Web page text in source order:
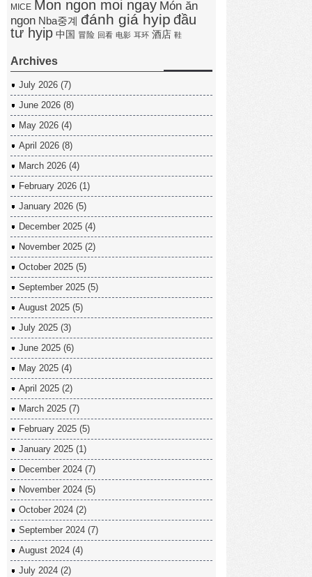
MICE Mon ngon moi ngay Món ăn
ngon Nba중계 đánh giá hyip đầu
tư hyip 中国 冒险 回看 电影 耳环 酒店 鞋
Archives
July 2026 (7)
June 2026 (8)
May 2026 (4)
April 2026 (8)
March 2026 (4)
February 2026 (1)
January 2026 (5)
December 2025 (4)
November 2025 (2)
October 2025 (5)
September 2025 (5)
August 2025 (5)
July 2025 (3)
June 2025 (6)
May 2025 (4)
April 2025 (2)
March 2025 (7)
February 2025 (5)
January 2025 (1)
December 2024 (7)
November 2024 (5)
October 2024 (2)
September 2024 (7)
August 2024 (4)
July 2024 (2)